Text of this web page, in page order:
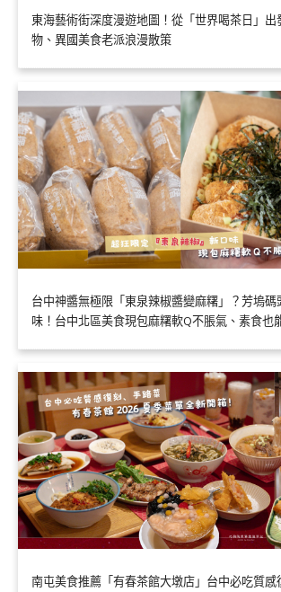
東海藝術街深度漫遊地圖！從「世界喝茶日」出
物、異國美食老派浪漫散策
台中神醬無極限「東泉辣椒醬變麻糬」？芳塢碼
味！台中北區美食現包麻糬軟Q不脹氣、素食也
南屯美食推薦「有春茶館大墩店」台中必吃質感